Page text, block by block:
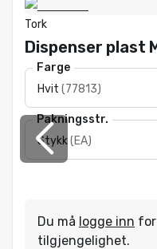
Tork
Dispenser plast
Farge
Hvit (77813)
Pakningsstr.
Stykk(EA)
Du må logge inn for
tilgjengelighet.